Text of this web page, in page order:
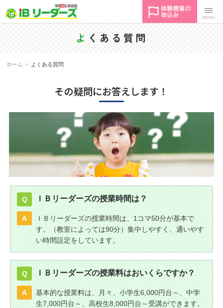
よ くある質問
ホーム » よくある質問
その疑問にお答えします！
Q ＩＢリーダーズの授業時間は？
A
ＩＢリーダーズの授業時間は、1コマ50分が基本で
す。（教室によっては90分）集中しやすく、通いやす
い時間設定をしています。
Q ＩＢリーダーズの授業料はおいくらですか？
A
基本的な授業料は、月々、小学生6,000円台～、中学
生7,000円台～、高校生8,000円台～受講ができます。